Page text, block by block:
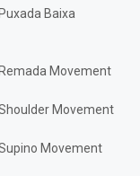
Baixa
Movement
Movement
Movement